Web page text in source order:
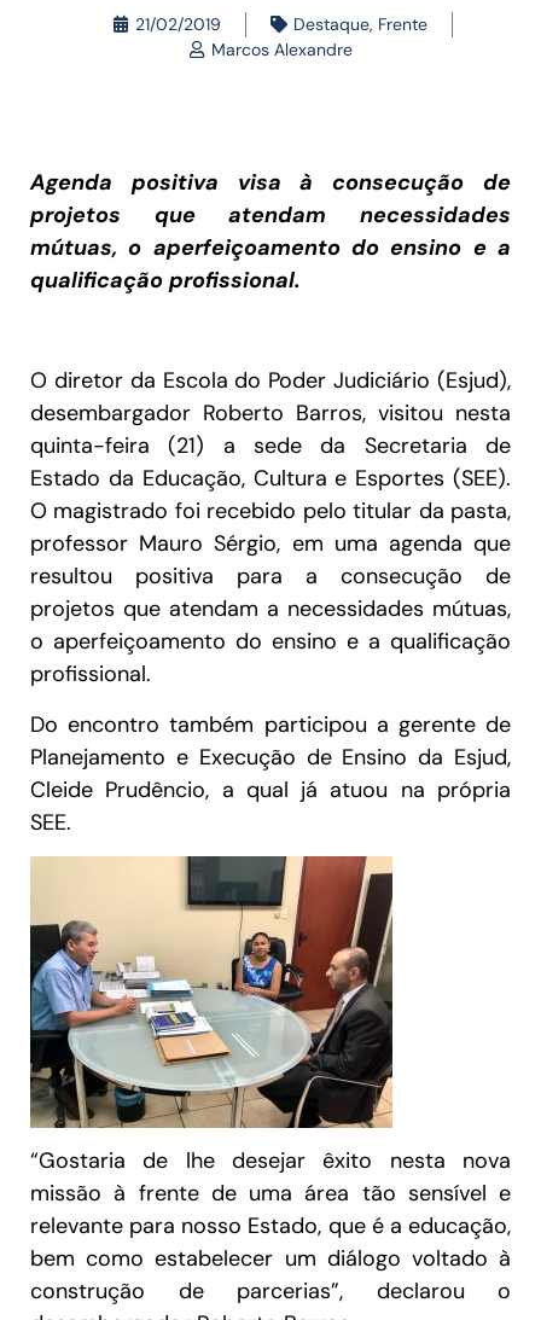
21/02/2019 Destaque, Frente
Marcos Alexandre
Agenda positiva visa à consecução de
projetos que atendam necessidades
mútuas, o aperfeiçoamento do ensino e a
qualificação profissional.
O diretor da Escola do Poder Judiciário (Esjud),
desembargador Roberto Barros, visitou nesta
quinta-feira (21) a sede da Secretaria de
Estado da Educação, Cultura e Esportes (SEE).
O magistrado foi recebido pelo titular da pasta,
professor Mauro Sérgio, em uma agenda que
resultou positiva para a consecução de
projetos que atendam a necessidades mútuas,
o aperfeiçoamento do ensino e a qualificação
profissional.
Do encontro também participou a gerente de
Planejamento e Execução de Ensino da Esjud,
Cleide Prudêncio, a qual já atuou na própria
SEE.
“Gostaria de lhe desejar êxito nesta nova
missão à frente de uma área tão sensível e
relevante para nosso Estado, que é a educação,
bem como estabelecer um diálogo voltado à
construção de parcerias”, declarou o